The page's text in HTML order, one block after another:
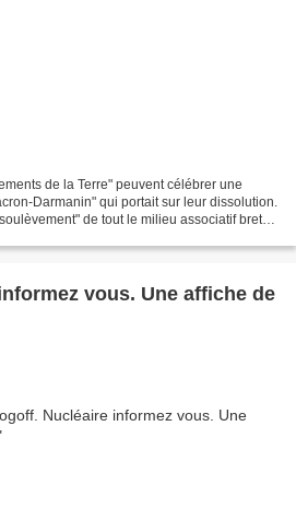
de la Terre" peuvent célébrer une
Darmanin" qui portait sur leur dissolution.
de tout le milieu associatif breton
vous. Une affiche de